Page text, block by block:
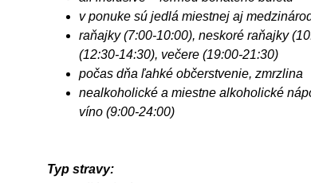
v ponuke sú jedlá miestnej aj
raňajky (7:00-10:00), neskoré raňajky
(12:30-14:30), večere (19:00-21:30)
počas dňa ľahké občerstvenie, zmrzlina
nealkoholické a miestne alkoholické
víno (9:00-24:00)
Typ stravy: